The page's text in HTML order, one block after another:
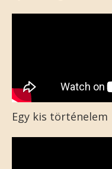
Egy kis történelem